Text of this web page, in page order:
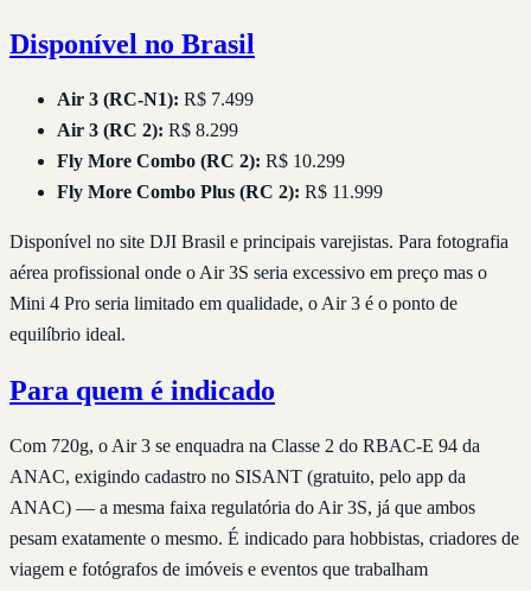
Disponível no Brasil
Air 3 (RC-N1): R$ 7.499
Air 3 (RC 2): R$ 8.299
Fly More Combo (RC 2): R$ 10.299
Fly More Combo Plus (RC 2): R$ 11.999
Disponível no site DJI Brasil e principais varejistas. Para fotografia
aérea profissional onde o Air 3S seria excessivo em preço mas o
Mini 4 Pro seria limitado em qualidade, o Air 3 é o ponto de
equilíbrio ideal.
Para quem é indicado
Com 720g, o Air 3 se enquadra na Classe 2 do RBAC-E 94 da
ANAC, exigindo cadastro no SISANT (gratuito, pelo app da
ANAC) — a mesma faixa regulatória do Air 3S, já que ambos
pesam exatamente o mesmo. É indicado para hobbistas, criadores de
viagem e fotógrafos de imóveis e eventos que trabalham